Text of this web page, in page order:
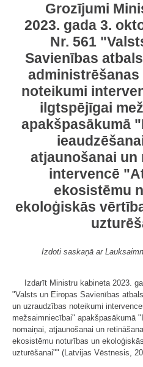
Grozījumi
2023. gada 3.
Nr. 561
Savienības
noteikumi
ilgtspējīgai
apakšpasākumā
atjaunošanai un
intervencē
ekosistēmu
ekoloģiskās
Izdoti saskaņā ar
Izdarīt Ministru kabineta 2023.
"Valsts un Eiropas Savienības
un uzraudzības noteikumi
mežsaimniecībai" apakšpasākumā
nomaiņai, atjaunošanai un
ekosistēmu noturības un
uzturēšanai"" (Latvijas Vēstnesis,